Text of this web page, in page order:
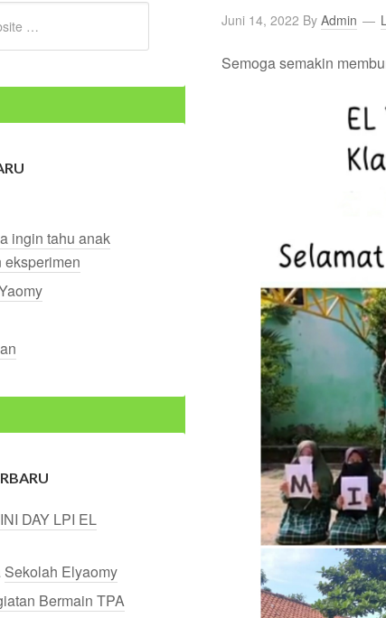
Juni 14, 2022 By Admin
Semoga semakin
ingin tahu anak
DAY LPI EL
Sekolah Elyaomy
Bermain TPA